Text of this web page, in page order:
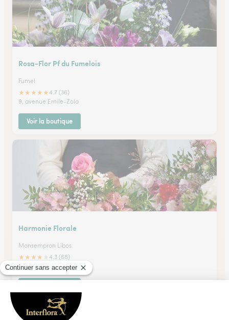
Rosa-Flor Pf du Fumelois
Fumel
★★★★★4.7 (36)
9, avenue Emile-Zola
Voir la boutique
Harmonie Florale
Monsempron Libos
★★★★
4.3 (68)
13 place centrale